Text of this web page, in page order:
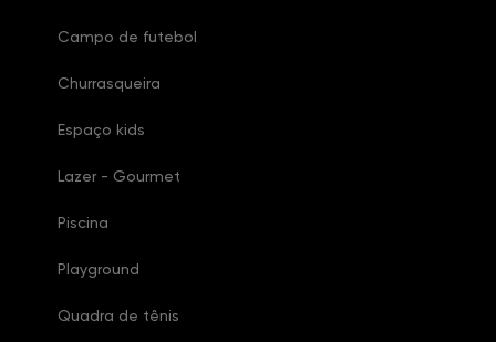
Campo de futebol
Churrasqueira
Espaço kids
Lazer - Gourmet
Piscina
Playground
Quadra de tênis